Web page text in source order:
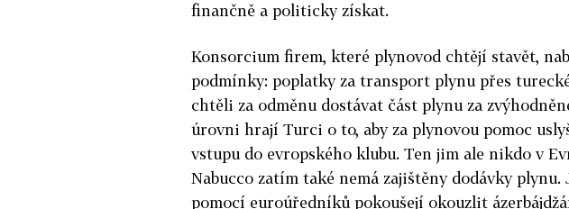
finančně a politicky získat.
Konsorcium firem, které plynovod chtějí stavět,
podmínky: poplatky za transport plynu přes
chtěli za odměnu dostávat část plynu za
úrovni hrají Turci o to, aby za plynovou pomoc
vstupu do evropského klubu. Ten jim ale nikdo v
Nabucco zatím také nemá zajištěny dodávky plynu.
pomocí euroúředníků pokoušejí okouzlit